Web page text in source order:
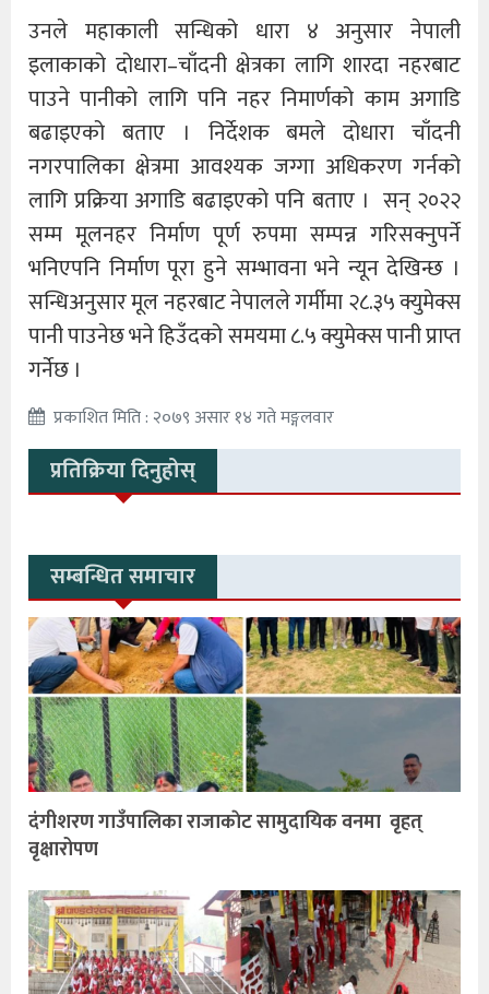
उनले महाकाली सन्धिको धारा ४ अनुसार नेपाली
इलाकाको दोधारा–चाँदनी क्षेत्रका लागि शारदा नहरबाट
पाउने पानीको लागि पनि नहर निमार्णको काम अगाडि
बढाइएको बताए । निर्देशक बमले दोधारा चाँदनी
नगरपालिका क्षेत्रमा आवश्यक जग्गा अधिकरण गर्नको
लागि प्रक्रिया अगाडि बढाइएको पनि बताए । सन् २०२२
सम्म मूलनहर निर्माण पूर्ण रुपमा सम्पन्न गरिसक्नुपर्ने
भनिएपनि निर्माण पूरा हुने सम्भावना भने न्यून देखिन्छ ।
सन्धिअनुसार मूल नहरबाट नेपालले गर्मीमा २८.३५ क्युमेक्स
पानी पाउनेछ भने हिउँदको समयमा ८.५ क्युमेक्स पानी प्राप्त
गर्नेछ ।
प्रकाशित मिति : २०७९ असार १४ गते मङ्गलवार
प्रतिक्रिया दिनुहोस्
सम्बन्धित समाचार
दंगीशरण गाउँपालिका राजाकाेट सामुदायिक वनमा वृहत्
वृक्षारोपण